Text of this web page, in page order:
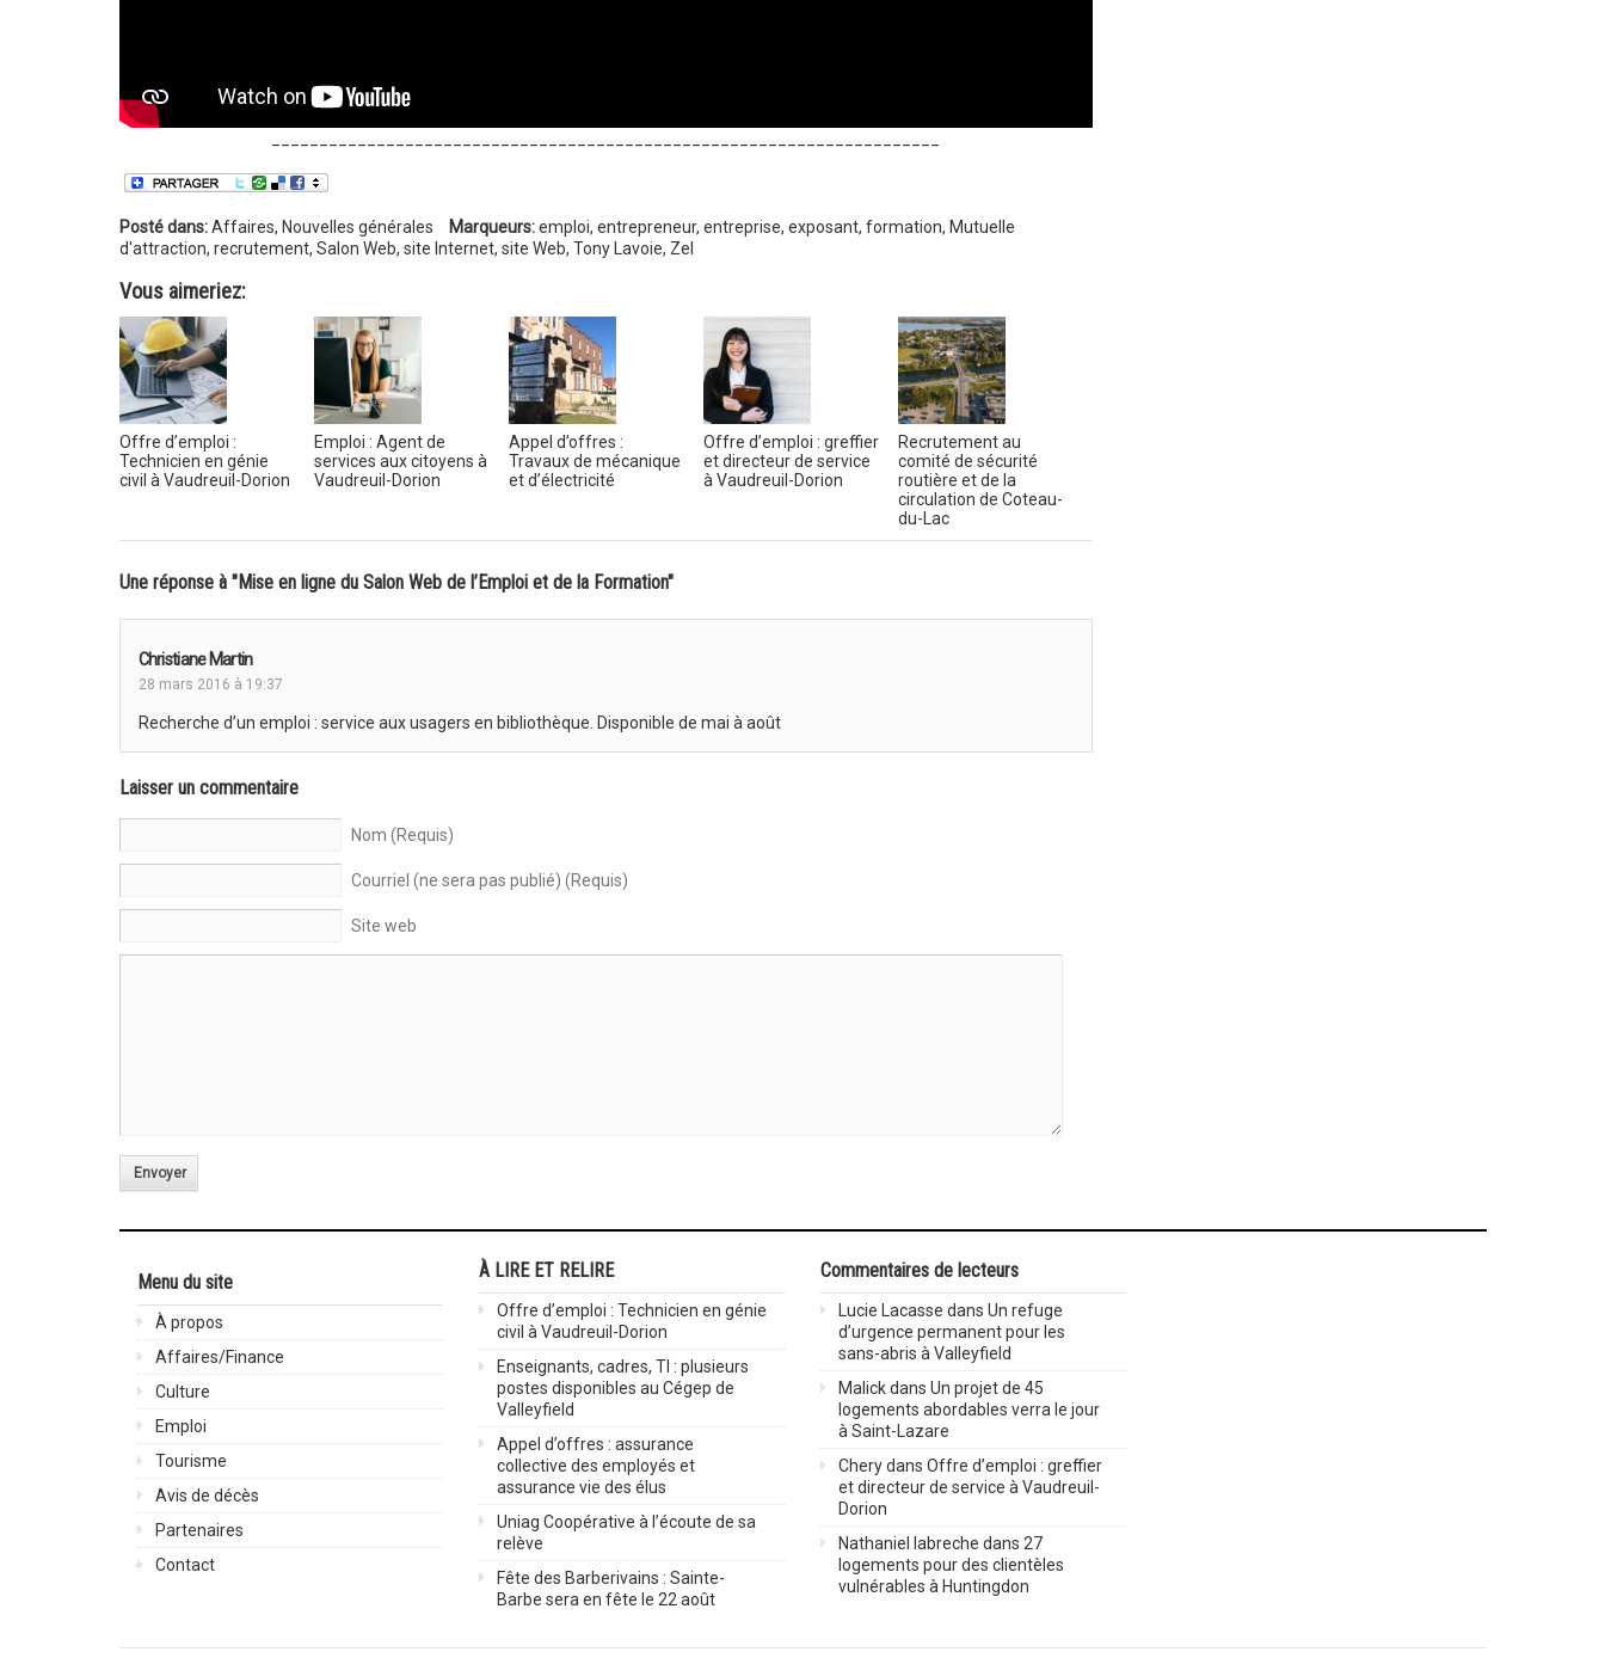
Posté dans:Affaires, Nouvelles générales Marqueurs: emploi, entrepreneur, entreprise, exposant, formation, Mutuelle
d'attraction, recrutement, Salon Web, site Internet, site Web, Tony Lavoie, Zel
Vous aimeriez:
Offre d’emploi :
Technicien en génie
civil à Vaudreuil-Dorion
Emploi : Agent de
services aux citoyens à
Vaudreuil-Dorion
Appel d’offres :
Travaux de mécanique
et d’électricité
Offre d’emploi : greffier
et directeur de service
à Vaudreuil-Dorion
Recrutement au
comité de sécurité
routière et de la
circulation de Coteau-
du-Lac
Une réponse à "Mise en ligne du Salon Web de l’Emploi et de la Formation"
Christiane Martin
28 mars 2016 à 19:37
Recherche d’un emploi : service aux usagers en bibliothèque. Disponible de mai à août
Laisser un commentaire
Nom (Requis)
Courriel (ne sera pas publié) (Requis)
Site web
Envoyer
Menu du site
À propos
Affaires/Finance
Culture
Emploi
Tourisme
Avis de décès
Partenaires
Contact
À LIRE ET RELIRE
Offre d’emploi : Technicien en génie
civil à Vaudreuil-Dorion
Enseignants, cadres, TI : plusieurs
postes disponibles au Cégep de
Valleyfield
Appel d’offres : assurance
collective des employés et
assurance vie des élus
Uniag Coopérative à l’écoute de sa
relève
Fête des Barberivains : Sainte-
Barbe sera en fête le 22 août
Commentaires de lecteurs
Lucie Lacasse dans Un refuge
d’urgence permanent pour les
sans-abris à Valleyfield
Malickdans Un projet de 45
logements abordables verra le jour
à Saint-Lazare
Cherydans Offre d’emploi : greffier
et directeur de service à Vaudreuil-
Dorion
Nathaniel labreche dans 27
logements pour des clientèles
vulnérables à Huntingdon